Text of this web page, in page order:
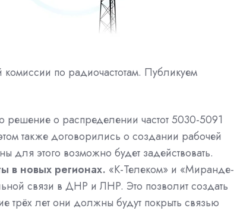
по радиочастотам. Публикуем
решение о распределении частот 5030-5091
также договорились о создании рабочей
для этого возможно будет задействовать.
в новых регионах. «К-Телеком» и «Миранде-
связи в ДНР и ЛНР. Это позволит создать
трёх лет они должны будут покрыть связью